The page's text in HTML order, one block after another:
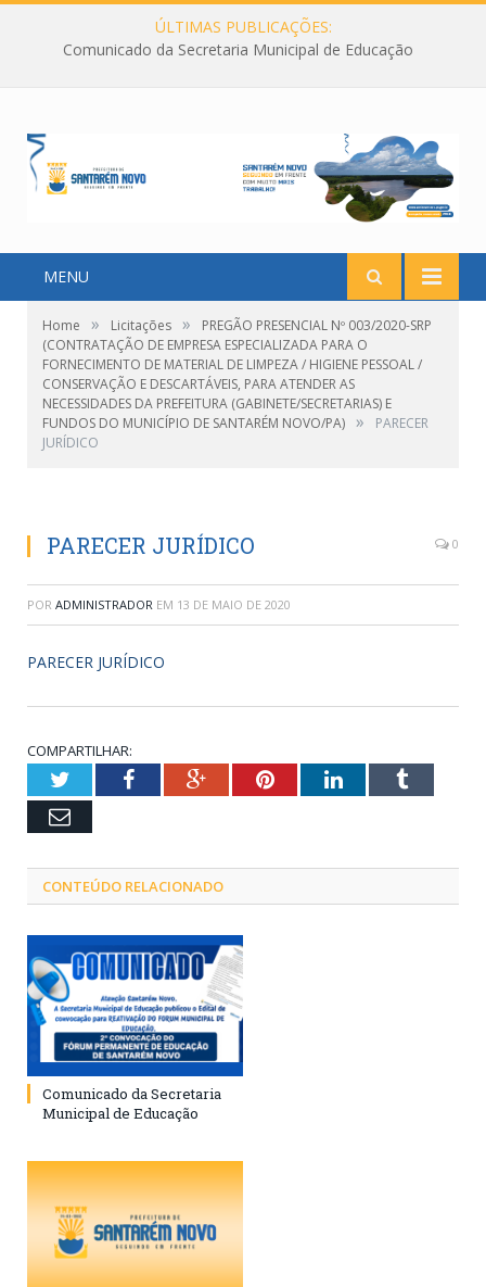
ÚLTIMAS PUBLICAÇÕES:
Comunicado da Secretaria Municipal de Educação
MENU
Home » Licitações »
PREGÃO PRESENCIAL Nº 003/2020-SRP
(CONTRATAÇÃO DE EMPRESA ESPECIALIZADA PARA O
FORNECIMENTO DE MATERIAL DE LIMPEZA / HIGIENE PESSOAL /
CONSERVAÇÃO E DESCARTÁVEIS, PARA ATENDER AS
NECESSIDADES DA PREFEITURA (GABINETE/SECRETARIAS) E
FUNDOS DO MUNICÍPIO DE SANTARÉM NOVO/PA) »
PARECER
JURÍDICO
PARECER JURÍDICO 0
POR ADMINISTRADOR EM 13 DE MAIO DE 2020
PARECER JURÍDICO
COMPARTILHAR:
TwitterFacebookGoogle+PinterestLinkedInTumblr
Email
CONTEÚDO RELACIONADO
Comunicado da Secretaria
Municipal de Educação